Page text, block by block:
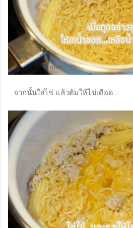
จากนั้นใส่ไข่ แล้วต้มให้ไข่เดือด...